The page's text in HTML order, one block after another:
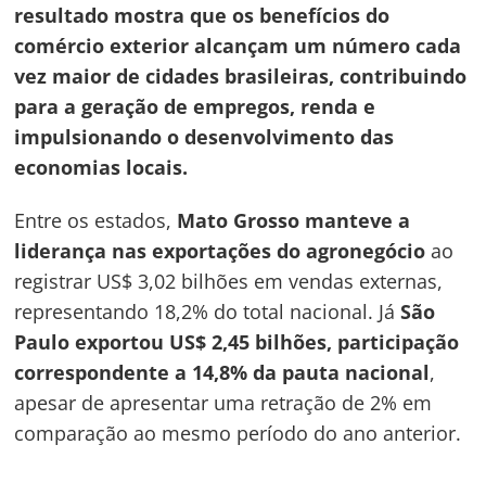
resultado mostra que os benefícios do
comércio exterior alcançam um número cada
vez maior de cidades brasileiras, contribuindo
para a geração de empregos, renda e
impulsionando o desenvolvimento das
economias locais.
Entre os estados, Mato Grosso manteve a
liderança nas exportações do agronegócio ao
registrar US$ 3,02 bilhões em vendas externas,
representando 18,2% do total nacional. JáSão
Paulo exportou US$ 2,45 bilhões, participação
correspondente a 14,8% da pauta nacional,
apesar de apresentar uma retração de 2% em
comparação ao mesmo período do ano anterior.